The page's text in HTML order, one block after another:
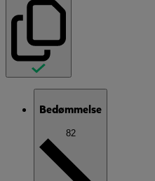
Bedømmelse
82